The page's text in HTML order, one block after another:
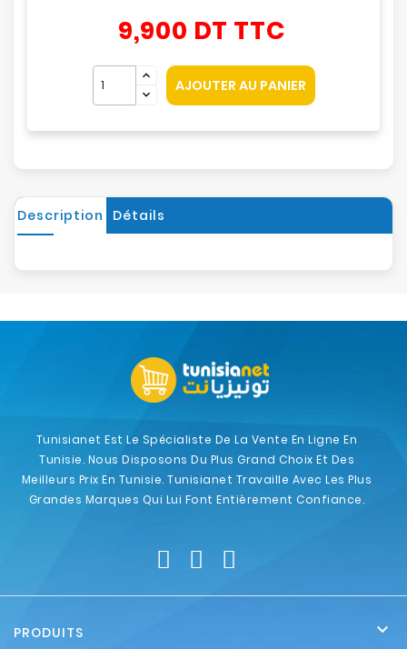
9,900 DT TTC
AJOUTER AU PANIER
Description Détails
Tunisianet Est Le Spécialiste De La Vente En Ligne En
Tunisie. Nous Disposons Du Plus Grand Choix Et Des
Meilleurs Prix En Tunisie. Tunisianet Travaille Avec Les Plus
Grandes Marques Qui Lui Font Entièrement Confiance.
PRODUITS 